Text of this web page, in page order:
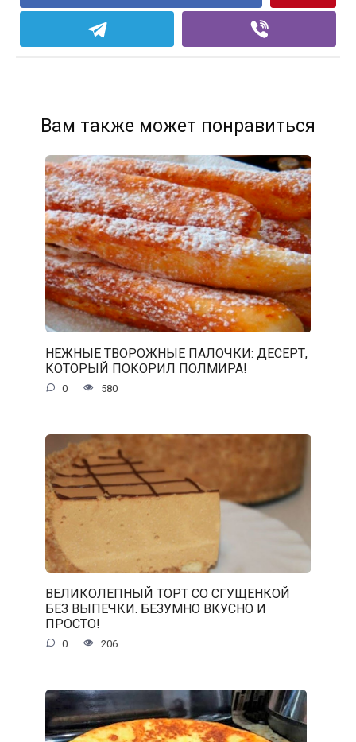
Вам также может понравиться
НЕЖНЫЕ ТВОРОЖНЫЕ ПАЛОЧКИ: ДЕСЕРТ,
КОТОРЫЙ ПОКОРИЛ ПОЛМИРА!
0 580
ВЕЛИКОЛЕПНЫЙ ТОРТ СО СГУЩЕНКОЙ
БЕЗ ВЫПЕЧКИ. БЕЗУМНО ВКУСНО И
ПРОСТО!
0 206